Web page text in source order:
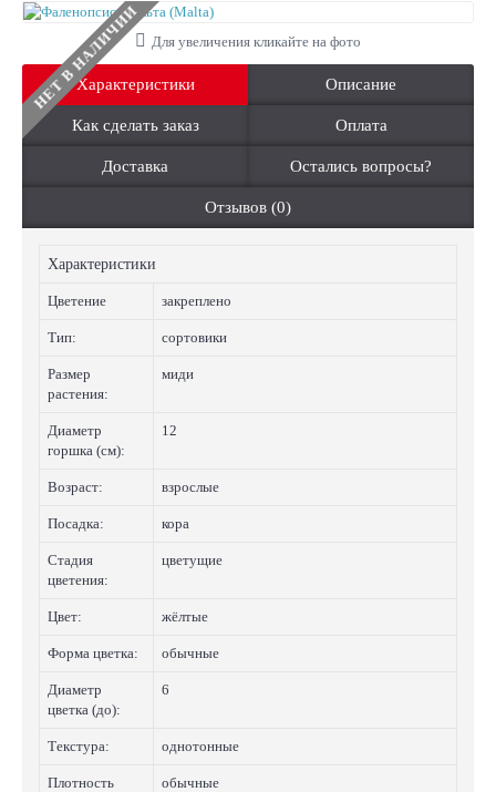
НЕТ В НАЛИЧИИ Для увеличения кликайте на фото
Характеристики Описание
Как сделать заказ Оплата
Доставка Остались вопросы?
Отзывов (0)
Характеристики
Цветение закреплено
Тип: сортовики
Размер
растения:
миди
Диаметр
горшка (см):
12
Возраст: взрослые
Посадка: кора
Стадия
цветения:
цветущие
Цвет: жёлтые
Форма цветка: обычные
Диаметр
цветка (до):
6
Текстура: однотонные
Плотность
обычные